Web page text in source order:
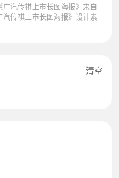
汽传祺上市长图海报》来自
传祺上市长图海报》设计素
清空